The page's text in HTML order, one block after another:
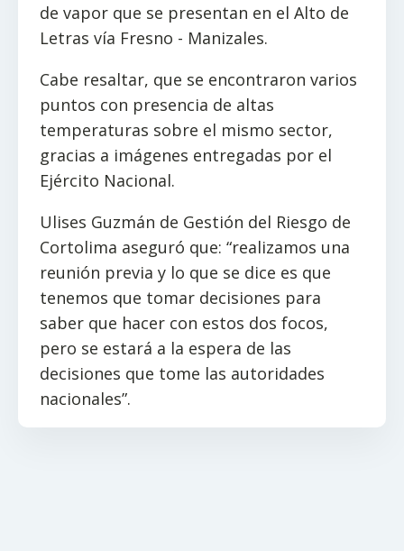
de vapor que se presentan en el Alto de
Letras vía Fresno - Manizales.
Cabe resaltar, que se encontraron varios
puntos con presencia de altas
temperaturas sobre el mismo sector,
gracias a imágenes entregadas por el
Ejército Nacional.
Ulises Guzmán de Gestión del Riesgo de
Cortolima aseguró que: “realizamos una
reunión previa y lo que se dice es que
tenemos que tomar decisiones para
saber que hacer con estos dos focos,
pero se estará a la espera de las
decisiones que tome las autoridades
nacionales”.